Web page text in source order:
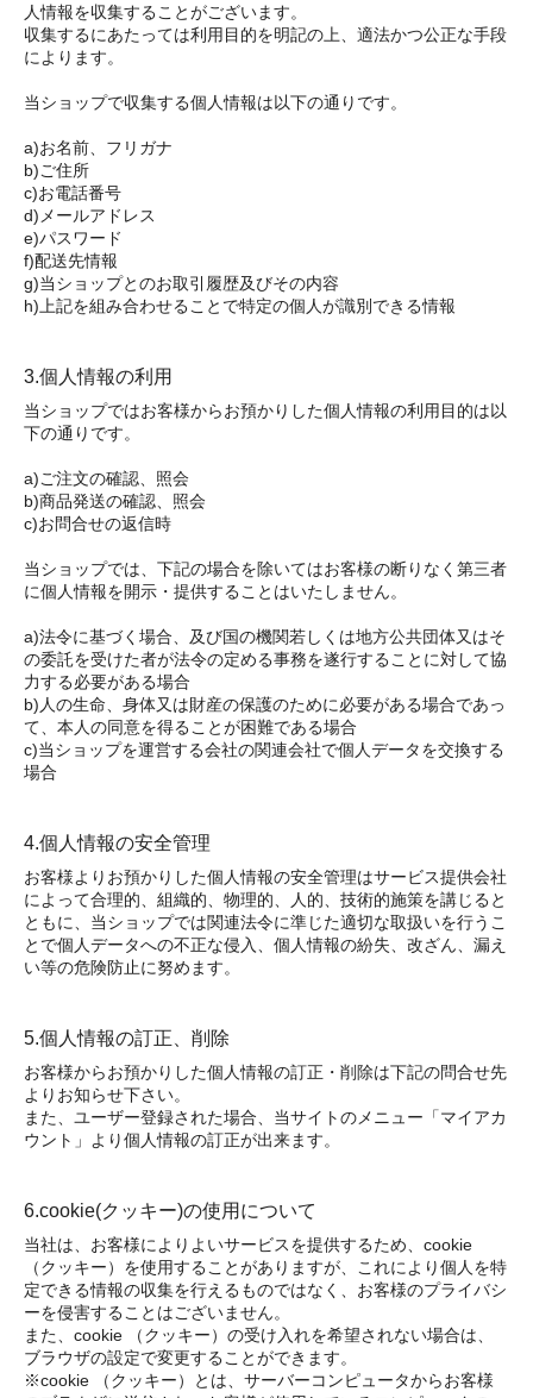
人情報を収集することがございます。
収集するにあたっては利用目的を明記の上、適法かつ公正な手段
によります。
当ショップで収集する個人情報は以下の通りです。
a)お名前、フリガナ
b)ご住所
c)お電話番号
d)メールアドレス
e)パスワード
f)配送先情報
g)当ショップとのお取引履歴及びその内容
h)上記を組み合わせることで特定の個人が識別できる情報
3.個人情報の利用
当ショップではお客様からお預かりした個人情報の利用目的は以
下の通りです。
a)ご注文の確認、照会
b)商品発送の確認、照会
c)お問合せの返信時
当ショップでは、下記の場合を除いてはお客様の断りなく第三者
に個人情報を開示・提供することはいたしません。
a)法令に基づく場合、及び国の機関若しくは地方公共団体又はそ
の委託を受けた者が法令の定める事務を遂行することに対して協
力する必要がある場合
b)人の生命、身体又は財産の保護のために必要がある場合であっ
て、本人の同意を得ることが困難である場合
c)当ショップを運営する会社の関連会社で個人データを交換する
場合
4.個人情報の安全管理
お客様よりお預かりした個人情報の安全管理はサービス提供会社
によって合理的、組織的、物理的、人的、技術的施策を講じると
ともに、当ショップでは関連法令に準じた適切な取扱いを行うこ
とで個人データへの不正な侵入、個人情報の紛失、改ざん、漏え
い等の危険防止に努めます。
5.個人情報の訂正、削除
お客様からお預かりした個人情報の訂正・削除は下記の問合せ先
よりお知らせ下さい。
また、ユーザー登録された場合、当サイトのメニュー「マイアカ
ウント」より個人情報の訂正が出来ます。
6.cookie(クッキー)の使用について
当社は、お客様によりよいサービスを提供するため、cookie
（クッキー）を使用することがありますが、これにより個人を特
定できる情報の収集を行えるものではなく、お客様のプライバシ
ーを侵害することはございません。
また、cookie （クッキー）の受け入れを希望されない場合は、
ブラウザの設定で変更することができます。
※cookie （クッキー）とは、サーバーコンピュータからお客様